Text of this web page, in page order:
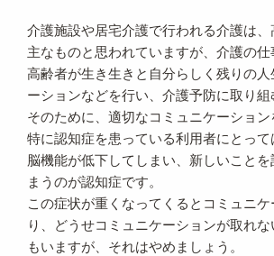
介護施設や居宅介護で行われる介護は
主なものと思われていますが、介護の仕
高齢者が生き生きと自分らしく残りの
ーションなどを行い、介護予防に取り組
そのために、適切なコミュニケーショ
特に認知症を患っている利用者にとって
脳機能が低下してしまい、新しいこと
まうのが認知症です。
この症状が重くなってくるとコミュニ
り、どうせコミュニケーションが取れ
もいますが、それはやめましょう。